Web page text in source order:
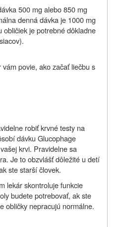
500 mg alebo 850 mg
denná dávka je 1000 mg
obličiek je potrebné dôkladne
povie, ako začať liečbu s
robiť krvné testy na
dávku Glucophage
krvi. Pravidelne sa
Je to obzvlášť dôležité u detí
ste starší človek.
lekár skontroluje funkcie
budete potrebovať, ak ste
obličky nepracujú normálne.